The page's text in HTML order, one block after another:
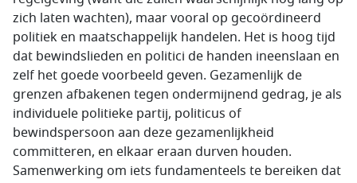
zich laten wachten), maar vooral op gecoördineerd
politiek en maatschappelijk handelen. Het is hoog tijd
dat bewindslieden en politici de handen ineenslaan en
zelf het goede voorbeeld geven. Gezamenlijk de
grenzen afbakenen tegen ondermijnend gedrag, je als
individuele politieke partij, politicus of
bewindspersoon aan deze gezamenlijkheid
committeren, en elkaar eraan durven houden.
Samenwerking om iets fundamenteels te bereiken dat